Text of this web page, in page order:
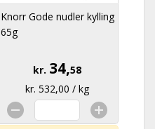
Knorr Gode nudler kylling
65g
kr. 34,58
kr. 532,00 / kg